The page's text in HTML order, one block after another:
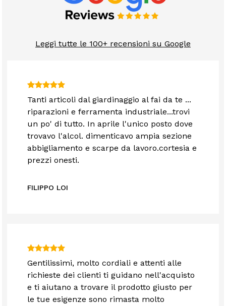
Leggi tutte le 100+ recensioni su Google
Tanti articoli dal giardinaggio al fai da te ...
riparazioni e ferramenta industriale...trovi
un po' di tutto. In aprile l'unico posto dove
trovavo l'alcol. dimenticavo ampia sezione
abbigliamento e scarpe da lavoro.cortesia e
prezzi onesti.
FILIPPO LOI
Gentilissimi, molto cordiali e attenti alle
richieste dei clienti ti guidano nell'acquisto
e ti aiutano a trovare il prodotto giusto per
le tue esigenze sono rimasta molto